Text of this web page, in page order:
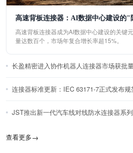
高速背板连接器：AI数据中心建设的"
高速背板连接器成为AI数据中心建设的关键
量达数百个，市场年复合增长率超15%。
长盈精密进入协作机器人连接器市场获批
连接器标准更新：IEC 63171-7正式发布
JST推出新一代汽车线对线防水连接器系列
查看更多→